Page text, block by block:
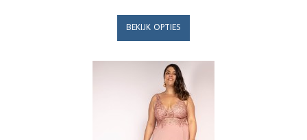
BEKIJK OPTIES